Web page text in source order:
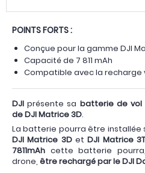
POINTS FORTS :
Conçue pour la gamme DJI
Capacité de 7 811 mAh
Compatible avec la recharge
DJI présente sa batterie de vol
de DJI Matrice 3D.
La batterie pourra être installée
DJI Matrice 3DetDJI Matrice
7811mAh cette batterie
drone, être rechargé par le DJI